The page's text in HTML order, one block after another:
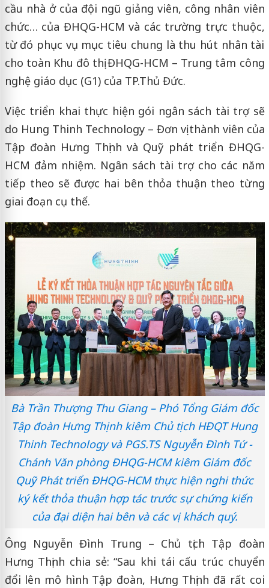
cầu nhà ở của đội ngũ giảng viên, công nhân viên
chức… của ĐHQG-HCM và các trường trực thuộc,
từ đó phục vụ mục tiêu chung là thu hút nhân tài
cho toàn Khu đô thị ĐHQG-HCM – Trung tâm công
nghệ giáo dục (G1) của TP.Thủ Đức.
Việc triển khai thực hiện gói ngân sách tài trợ sẽ
do Hung Thinh Technology – Đơn vị thành viên của
Tập đoàn Hưng Thịnh và Quỹ phát triển ĐHQG-
HCM đảm nhiệm. Ngân sách tài trợ cho các năm
tiếp theo sẽ được hai bên thỏa thuận theo từng
giai đoạn cụ thể.
Bà Trần Thượng Thu Giang – Phó Tổng Giám đốc
Tập đoàn Hưng Thịnh kiêm Chủ tịch HĐQT Hung
Thinh Technology và PGS.TS Nguyễn Đình Tứ -
Chánh Văn phòng ĐHQG-HCM kiêm Giám đốc
Quỹ Phát triển ĐHQG-HCM thực hiện nghi thức
ký kết thỏa thuận hợp tác trước sự chứng kiến
của đại diện hai bên và các vị khách quý.
Ông Nguyễn Đình Trung – Chủ tịch Tập đoàn
Hưng Thịnh chia sẻ: “Sau khi tái cấu trúc chuyển
đổi lên mô hình Tập đoàn, Hưng Thịnh đã rất coi